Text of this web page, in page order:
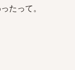
たって。